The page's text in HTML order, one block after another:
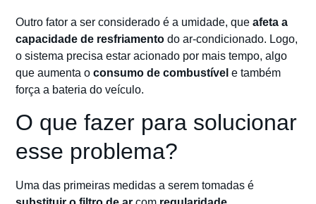
Outro fator a ser considerado é a umidade, queafeta a
capacidade de resfriamento do ar-condicionado. Logo,
o sistema precisa estar acionado por mais tempo, algo
que aumenta oconsumo de combustível e também
força a bateria do veículo.
O que fazer para solucionar
esse problema?
Uma das primeiras medidas a serem tomadas é